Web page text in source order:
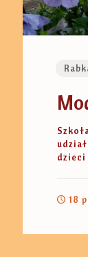
dzieci
18